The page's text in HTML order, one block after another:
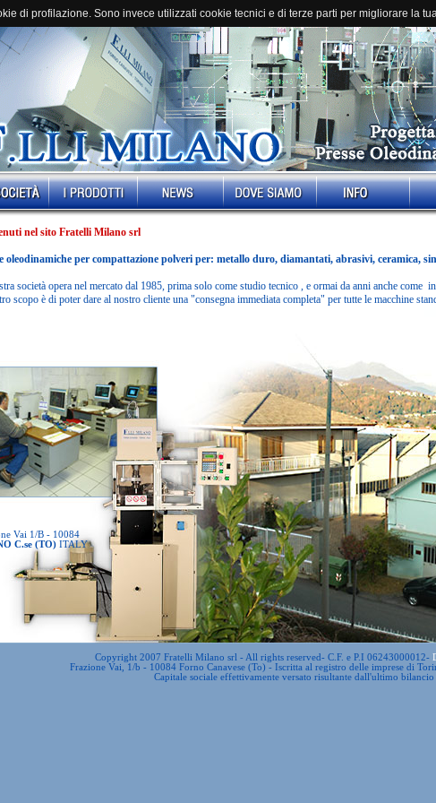
nel sito Fratelli Milano srl
oleodinamiche per compattazione polveri per: metallo duro, diamantati, abrasivi, ceramica,
società opera nel mercato dal 1985, prima solo come studio tecnico , e ormai da anni anche come
scopo è di poter dare al nostro cliente una "consegna immediata completa" per tutte le macchine
Vai 1/B - 10084
C.se (TO) ITALY
Copyright 2007 Fratelli Milano srl - All rights reserved- C.F. e P.I 06243000012-
Frazione Vai, 1/b - 10084 Forno Canavese (To) - Iscritta al registro delle imprese di
Capitale sociale effettivamente versato risultante dall'ultimo
di profilazione. Sono invece utilizzati cookie tecnici e di terze parti per migliorare la